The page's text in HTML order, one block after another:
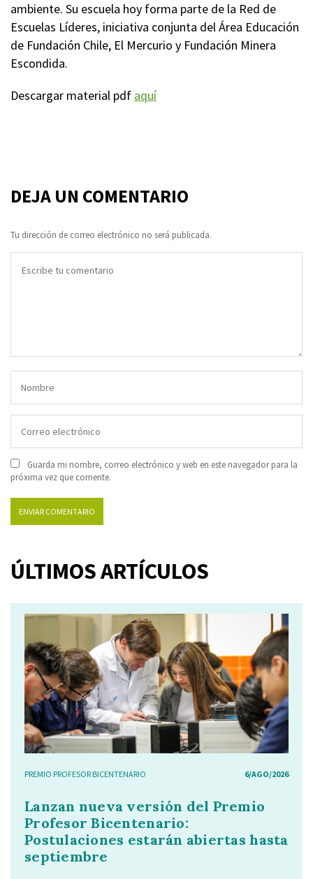
ambiente. Su escuela hoy forma parte de la Red de
Escuelas Líderes, iniciativa conjunta del Área Educación
de Fundación Chile, El Mercurio y Fundación Minera
Escondida.
Descargar material pdf aquí
DEJA UN COMENTARIO
Tu dirección de correo electrónico no será publicada.
Guarda mi nombre, correo electrónico y web en este navegador para la
próxima vez que comente.
ÚLTIMOS ARTÍCULOS
PREMIO PROFESOR BICENTENARIO 6/AGO/2026
Lanzan nueva versión del Premio
Profesor Bicentenario:
Postulaciones estarán abiertas hasta
septiembre